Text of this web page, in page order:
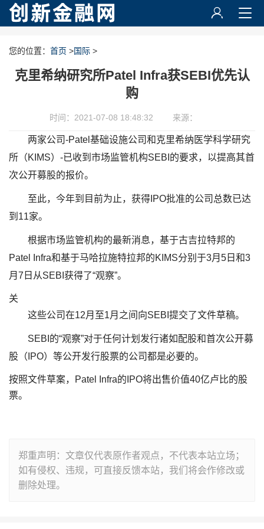
您的位置： 首页 >国际 >
克里希纳研究所Patel Infra获SEBI优先认
购
时间：2021-07-08 18:48:32 来源：
两家公司-Patel基础设施公司和克里希纳医学科学研究
所（KIMS）-已收到市场监管机构SEBI的要求，以提高其首
次公开募股的报价。
至此，今年到目前为止，获得IPO批准的公司总数已达
到11家。
根据市场监管机构的最新消息，基于古吉拉特邦的
Patel Infra和基于马哈拉施特拉邦的KIMS分别于3月5日和3
月7日从SEBI获得了“观察”。
关
这些公司在12月至1月之间向SEBI提交了文件草稿。
SEBI的“观察”对于任何计划发行诸如配股和首次公开募
股（IPO）等公开发行股票的公司都是必要的。
按照文件草案，Patel Infra的IPO将出售价值40亿卢比的股
票。
郑重声明：文章仅代表原作者观点，不代表本站立场；
如有侵权、违规，可直接反馈本站，我们将会作修改或
删除处理。